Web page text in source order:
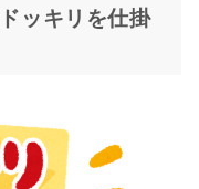
ッキリを仕掛